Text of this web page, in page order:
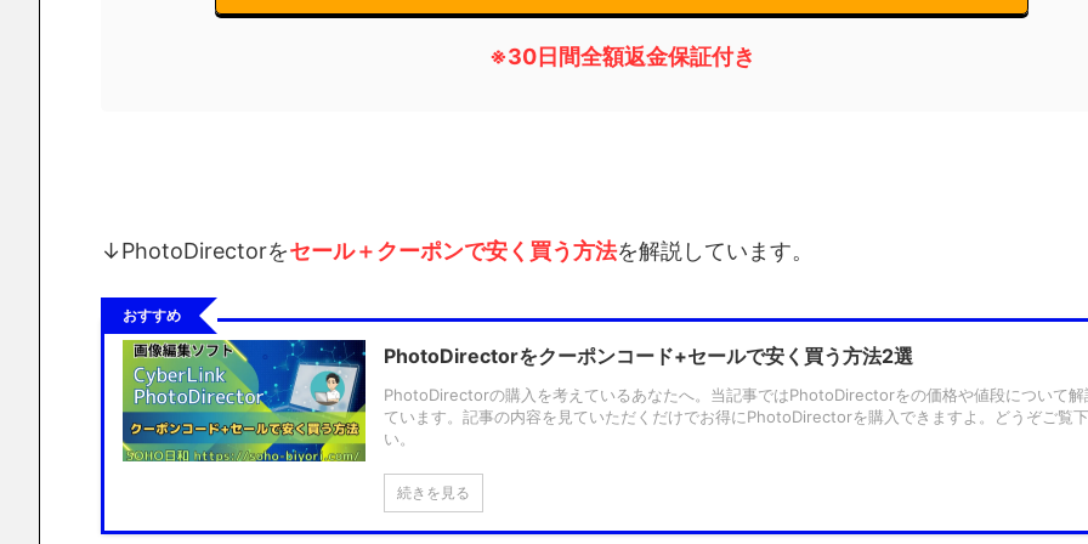
※30日間全額返金保証付き
↓PhotoDirectorをセール＋クーポンで安く買う方法を解説しています。
おすすめ
PhotoDirectorをクーポンコード+セールで安く買う方法2選
PhotoDirectorの購入を考えているあなたへ。当記事ではPhotoDirectorをの価格や値段について解
ています。記事の内容を見ていただくだけでお得にPhotoDirectorを購入できますよ。どうぞご覧
い。
続きを見る